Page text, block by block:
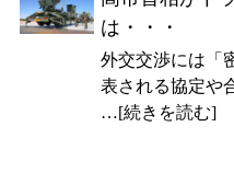
は・・・
外交交渉には「
表される協定や
…[続きを読む]